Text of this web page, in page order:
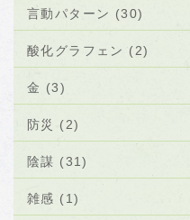
言動パターン (30)
酸化グラフェン (2)
金 (3)
防災 (2)
陰謀 (31)
雑感 (1)